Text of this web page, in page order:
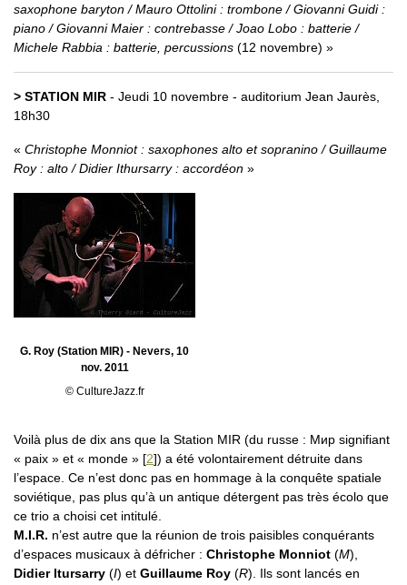
saxophone baryton / Mauro Ottolini : trombone / Giovanni Guidi :
piano / Giovanni Maier : contrebasse / Joao Lobo : batterie /
Michele Rabbia : batterie, percussions (12 novembre)
> STATION MIR - Jeudi 10 novembre - auditorium Jean Jaurès,
18h30
Christophe Monniot : saxophones alto et sopranino / Guillaume
Roy : alto / Didier Ithursarry : accordéon
G. Roy (Station MIR) - Nevers, 10
nov. 2011
© CultureJazz.fr
Voilà plus de dix ans que la Station MIR (du russe : Мир signifiant
« paix » et « monde » [2]) a été volontairement détruite dans
l’espace. Ce n’est donc pas en hommage à la conquête spatiale
soviétique, pas plus qu’à un antique détergent pas très écolo que
ce trio a choisi cet intitulé.
M.I.R. n’est autre que la réunion de trois paisibles conquérants
d’espaces musicaux à défricher : Christophe Monniot (M),
Didier Itursarry (I) et Guillaume Roy (R). Ils sont lancés en